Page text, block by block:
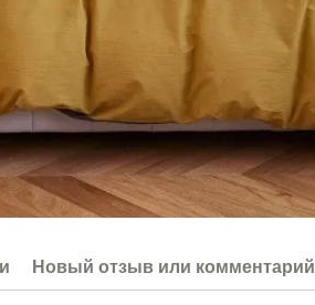
Новый отзыв или комментарий